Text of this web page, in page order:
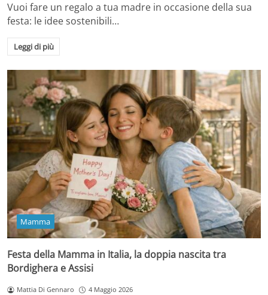
Vuoi fare un regalo a tua madre in occasione della sua
festa: le idee sostenibili…
Leggi di più
Mamma
Festa della Mamma in Italia, la doppia nascita tra
Bordighera e Assisi
Mattia Di Gennaro 4 Maggio 2026